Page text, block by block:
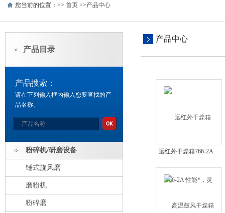
您当前的位置：>> 首页 >>产品中心
产品目录
产品搜索：
请在下列输入框内输入您要查找的产
品名称。
粉碎机/研磨设备
锤式旋风磨
磨粉机
粉碎磨
产品中心
远红外干燥箱766-2A